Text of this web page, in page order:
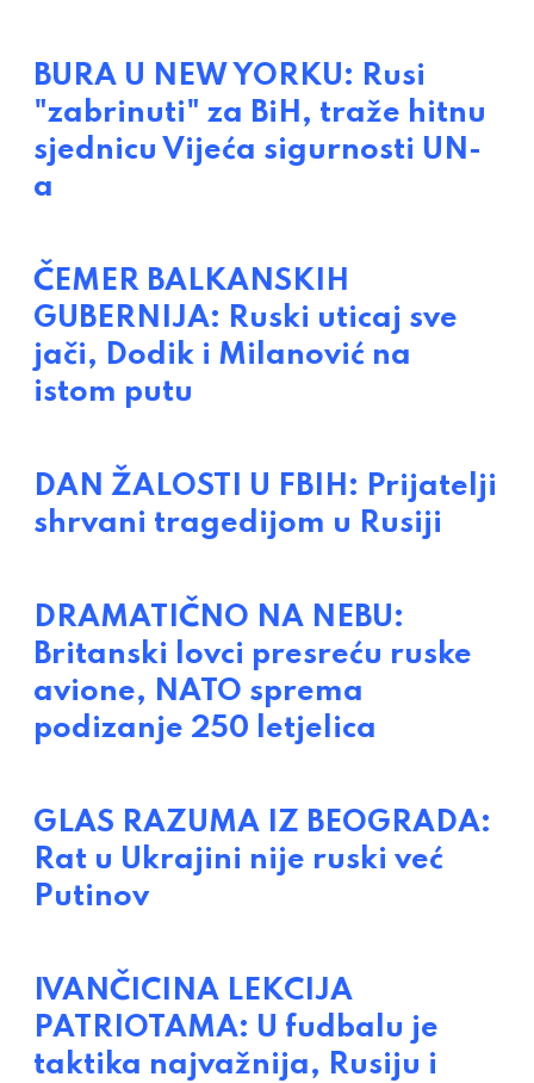
BURA U NEW YORKU: Rusi
"zabrinuti" za BiH, traže hitnu
sjednicu Vijeća sigurnosti UN-
a
ČEMER BALKANSKIH
GUBERNIJA: Ruski uticaj sve
jači, Dodik i Milanović na
istom putu
DAN ŽALOSTI U FBIH: Prijatelji
shrvani tragedijom u Rusiji
DRAMATIČNO NA NEBU:
Britanski lovci presreću ruske
avione, NATO sprema
podizanje 250 letjelica
GLAS RAZUMA IZ BEOGRADA:
Rat u Ukrajini nije ruski već
Putinov
IVANČICINA LEKCIJA
PATRIOTAMA: U fudbalu je
taktika najvažnija, Rusiju i